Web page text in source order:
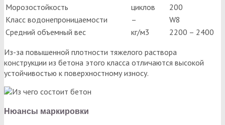
Морозостойкость
циклов
200
Класс водонепроницаемости
–
W8
Средний объемный вес
кг/м3
2200 – 2400
Из-за повышенной плотности тяжелого раствора
конструкции из бетона этого класса отличаются высокой
устойчивостью к поверхностному износу.
Нюансы маркировки